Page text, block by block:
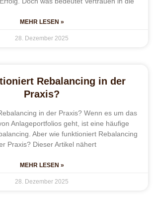
MEHR LESEN »
28. Dezember 2025
Rebalancing in der
Praxis?
in der Praxis? Wenn es um das
Anlageportfolios geht, ist eine häufige
Aber wie funktioniert Rebalancing
Praxis? Dieser Artikel nähert
MEHR LESEN »
28. Dezember 2025